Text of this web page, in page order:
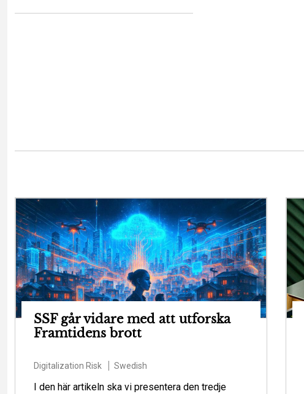
SSF går vidare med att utforska
Framtidens brott
Digitalization Risk Swedish
I den här artikeln ska vi presentera den tredje